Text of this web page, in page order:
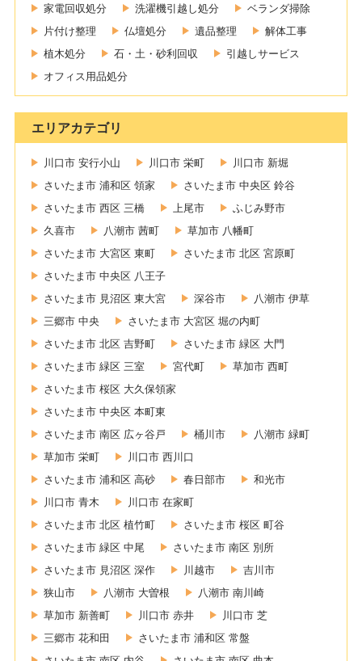
家電回収処分
洗濯機引越し処分
ベランダ掃除
片付け整理
仏壇処分 遺品整理
解体工事
植木処分
石・土・砂利回収
引越しサービス
オフィス用品処分
エリアカテゴリ
川口市 安行小山 川口市 栄町
川口市 新堀
さいたま市 浦和区 領家
さいたま市 中央区 鈴谷
さいたま市 西区 三橋
上尾市
ふじみ野市
久喜市
八潮市 茜町
草加市 八幡町
さいたま市 大宮区 東町
さいたま市 北区 宮原町
さいたま市 中央区 八王子
さいたま市 見沼区 東大宮
深谷市
八潮市 伊草
三郷市 中央
さいたま市 大宮区 堀の内町
さいたま市 北区 吉野町
さいたま市 緑区 大門
さいたま市 緑区 三室
宮代町
草加市 西町
さいたま市 桜区 大久保領家
さいたま市 中央区 本町東
さいたま市 南区 広ヶ谷戸
桶川市
八潮市 緑町
草加市 栄町
川口市 西川口
さいたま市 浦和区 高砂
春日部市
和光市
川口市 青木
川口市 在家町
さいたま市 北区 植竹町
さいたま市 桜区 町谷
さいたま市 緑区 中尾
さいたま市 南区 別所
さいたま市 見沼区 深作
川越市
吉川市
狭山市
八潮市 大曽根
八潮市 南川崎
草加市 新善町
川口市 赤井
川口市 芝
三郷市 花和田
さいたま市 浦和区 常盤